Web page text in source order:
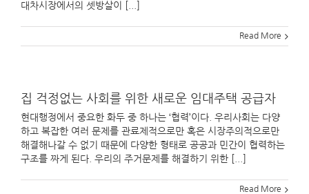
대차시장에서의 셋방살이 [...]
Read More
집 걱정없는 사회를 위한 새로운 임대주택 공급자
현대행정에서 중요한 화두 중 하나는 ‘협력’이다. 우리사회는 다양
하고 복잡한 여러 문제를 관료제적으로만 혹은 시장주의적으로만
해결해나갈 수 없기 때문에 다양한 형태로 공공과 민간이 협력하는
구조를 짜게 된다. 우리의 주거문제를 해결하기 위한 [...]
Read More